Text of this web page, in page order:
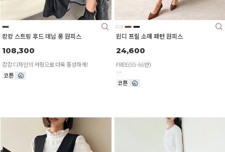
캉캉 스트링 후드 데님 롱 원피스
108,300
캉캉 디자인의 셔링으로 더욱 풍성하게!
윈디 프릴 소매 패턴 원피스
24,600
FREE(55-66반)